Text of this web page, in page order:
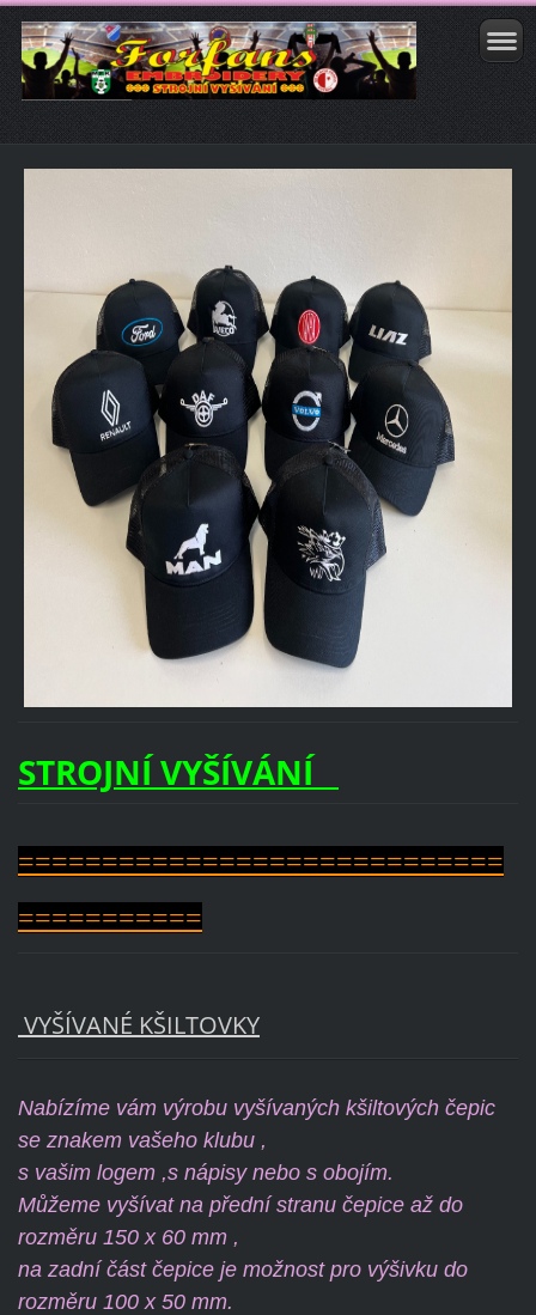
STROJNÍ VYŠÍVÁNÍ
=============================
===========
VYŠÍVANÉ KŠILTOVKY
Nabízíme vám výrobu vyšívaných kšiltových čepic
se znakem vašeho klubu ,
s vašim logem ,s nápisy nebo s obojím.
Můžeme vyšívat na přední stranu čepice až do
rozměru 150 x 60 mm ,
na zadní část čepice je možnost pro výšivku do
rozměru 100 x 50 mm.